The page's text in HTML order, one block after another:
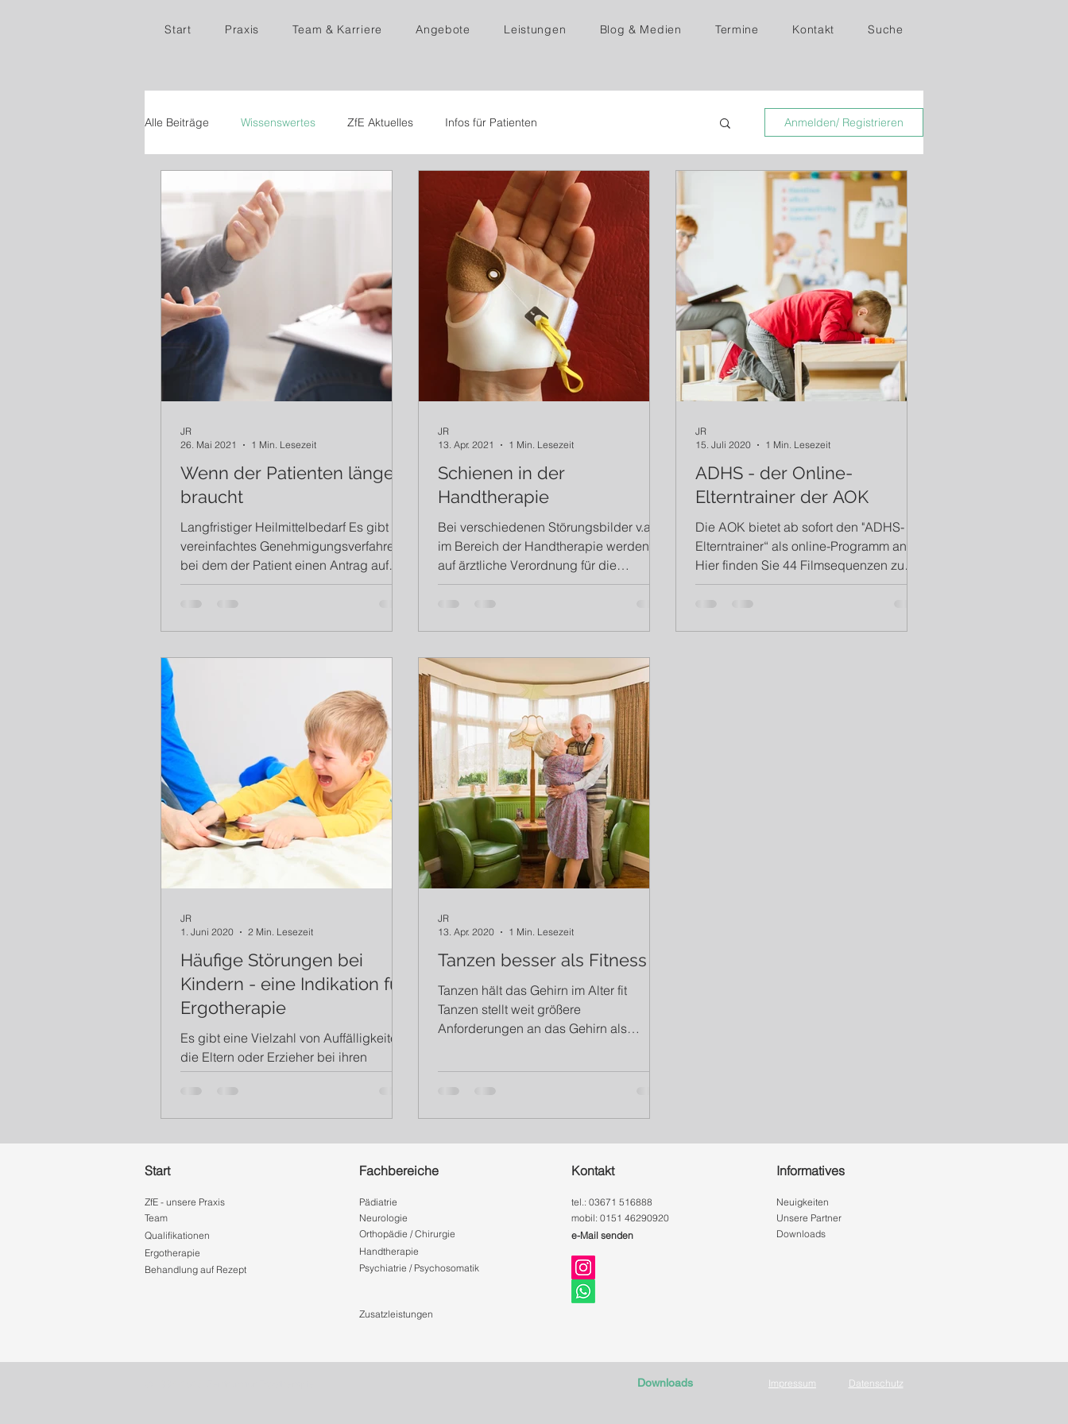
Start Praxis Team & Karriere Angebote Leistungen Blog & Medien Termine Kontakt Suche
Alle Beiträge Wissenswertes ZfE Aktuelles Infos für Patienten Anmelden/ Registrieren
Wenn der Patienten länger
braucht
Langfristiger Heilmittelbedarf Es gibt ein
vereinfachtes Genehmigungsverfahren,
bei dem der Patient einen Antrag auf
langfristige...
JR
26. Mai 2021
1 Min. Lesezeit
Schienen in der
Handtherapie
Bei verschiedenen Störungsbilder v.a.
im Bereich der Handtherapie werden
auf ärztliche Verordnung für die
Patienten Schienen von uns...
JR
13. Apr. 2021
1 Min. Lesezeit
ADHS - der Online-
Elterntrainer der AOK
Die AOK bietet ab sofort den "ADHS-
Elterntrainer“ als online-Programm an.
Hier finden Sie 44 Filmsequenzen zu
Alltagssituationen, die...
JR
15. Juli 2020
1 Min. Lesezeit
Häufige Störungen bei
Kindern - eine Indikation für
Ergotherapie
Es gibt eine Vielzahl von Auffälligkeiten,
die Eltern oder Erzieher bei ihren
Kindern beobachten können. Aber nicht
JR
1. Juni 2020
2 Min. Lesezeit
Tanzen besser als Fitness
Tanzen hält das Gehirn im Alter fit
Tanzen stellt weit größere
Anforderungen an das Gehirn als
JR
13. Apr. 2020
1 Min. Lesezeit
Start Fachbereiche Kontakt Informatives
ZfE - unsere Praxis
Team
Qualifikationen
Ergotherapie
Behandlung auf Rezept
Pädiatrie
Neurologie
Orthopädie / Chirurgie
Handtherapie
Psychiatrie / Psychosomatik
Zusatzleistungen
tel.: 03671 516888
mobil: 0151 46290920
e-Mail senden
Neuigkeiten
Unsere Partner
Downloads
Downloads Impressum Datenschutz